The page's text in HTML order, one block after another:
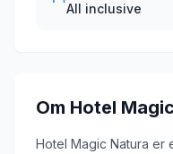
All inclusive
Om Hotel
Hotel Magic Natura er